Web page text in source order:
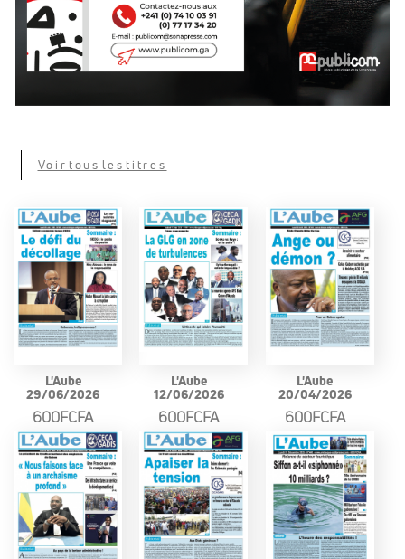
Voir tous les titres
L'Aube
29/06/2026
600FCFA
L'Aube
12/06/2026
600FCFA
L'Aube
20/04/2026
600FCFA